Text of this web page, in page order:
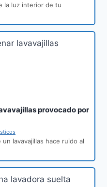
la luz interior de tu
provocado por
lavavajillas hace ruido al